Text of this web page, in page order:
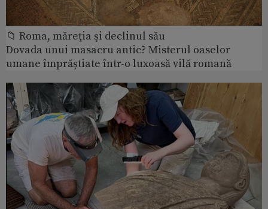
📁 Roma, măreţia şi declinul său
Dovada unui masacru antic? Misterul oaselor
umane împrăștiate într-o luxoasă vilă romană